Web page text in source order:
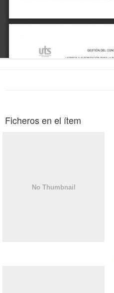
Ficheros en el ítem